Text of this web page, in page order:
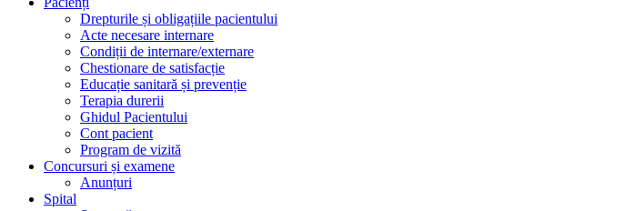
Drepturile și obligațiile pacientului
Acte necesare internare
Condiții de internare/externare
Chestionare de satisfacție
Educație sanitară și prevenție
Terapia durerii
Ghidul Pacientului
Cont pacient
Program de vizită
Concursuri și examene
Anunțuri
Spital